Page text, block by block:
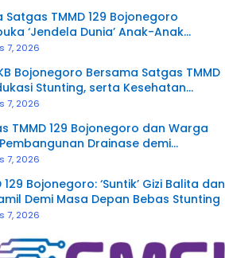
Satgas TMMD 129 Bojonegoro
‘Jendela Dunia’ Anak-Anak
7, 2026
Bojonegoro Bersama Satgas TMMD
Stunting, serta Kesehatan
di Kesongo
7, 2026
TMMD 129 Bojonegoro dan Warga
Drainase demi
Jalan Desa
7, 2026
129 Bojonegoro: ‘Suntik’ Gizi Balita dan
Demi Masa Depan Bebas Stunting
7, 2026